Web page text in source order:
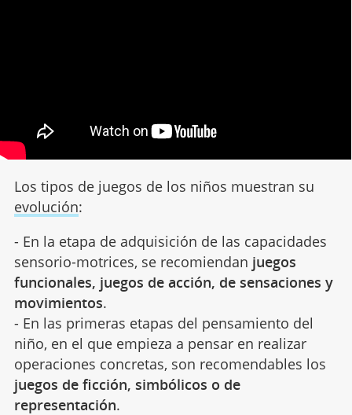
Los tipos de juegos de los niños muestran su
evolución:
- En la etapa de adquisición de las capacidades
sensorio-motrices, se recomiendan juegos
funcionales, juegos de acción, de sensaciones y
movimientos.
- En las primeras etapas del pensamiento del
niño, en el que empieza a pensar en realizar
operaciones concretas, son recomendables los
juegos de ficción, simbólicos o de
representación.